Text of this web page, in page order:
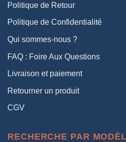
Politique de Retour
Politique de Confidentialité
Qui sommes-nous ?
FAQ : Foire Aux Questions
Livraison et paiement
Retourner un produit
CGV
RECHERCHE PAR